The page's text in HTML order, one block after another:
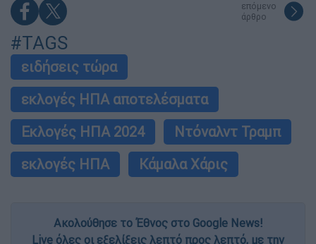
επόμενο
άρθρο
#TAGS
ειδήσεις τώρα
εκλογές ΗΠΑ αποτελέσματα
Εκλογές ΗΠΑ 2024
Ντόναλντ Τραμπ
εκλογές ΗΠΑ
Κάμαλα Χάρις
Ακολούθησε το Έθνος στο Google News!
Live όλες οι εξελίξεις λεπτό προς λεπτό, με την